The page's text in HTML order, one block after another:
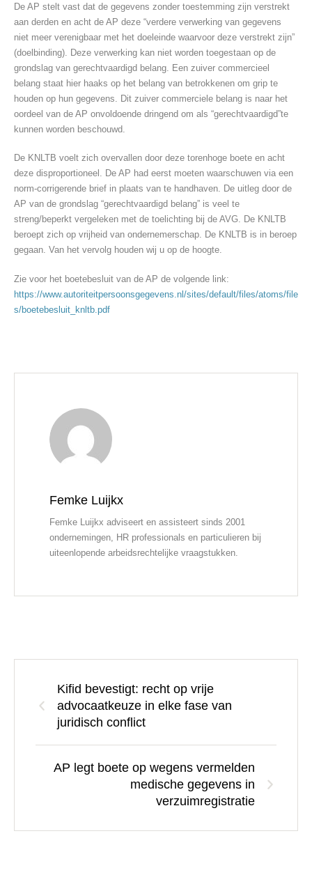
De AP stelt vast dat de gegevens zonder toestemming zijn verstrekt
aan derden en acht de AP deze “verdere verwerking van gegevens
niet meer verenigbaar met het doeleinde waarvoor deze verstrekt zijn”
(doelbinding). Deze verwerking kan niet worden toegestaan op de
grondslag van gerechtvaardigd belang. Een zuiver commercieel
belang staat hier haaks op het belang van betrokkenen om grip te
houden op hun gegevens. Dit zuiver commerciele belang is naar het
oordeel van de AP onvoldoende dringend om als “gerechtvaardigd”te
kunnen worden beschouwd.
De KNLTB voelt zich overvallen door deze torenhoge boete en acht
deze disproportioneel. De AP had eerst moeten waarschuwen via een
norm-corrigerende brief in plaats van te handhaven. De uitleg door de
AP van de grondslag “gerechtvaardigd belang” is veel te
streng/beperkt vergeleken met de toelichting bij de AVG. De KNLTB
beroept zich op vrijheid van ondernemerschap. De KNLTB is in beroep
gegaan. Van het vervolg houden wij u op de hoogte.
Zie voor het boetebesluit van de AP de volgende link:
https://www.autoriteitpersoonsgegevens.nl/sites/default/files/atoms/file
s/boetebesluit_knltb.pdf
Femke Luijkx
Femke Luijkx adviseert en assisteert sinds 2001
ondernemingen, HR professionals en particulieren bij
uiteenlopende arbeidsrechtelijke vraagstukken.
Kifid bevestigt: recht op vrije
advocaatkeuze in elke fase van
juridisch conflict
AP legt boete op wegens vermelden
medische gegevens in
verzuimregistratie